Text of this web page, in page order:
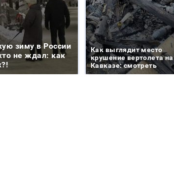
зиму в России
не ждал: как
Как выглядит место
крушение вертолета на
Кавказе: смотреть